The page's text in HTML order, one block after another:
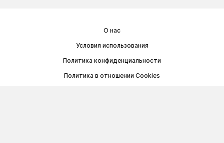
О нас
Условия использования
Политика конфиденциальности
Политика в отношении Cookies